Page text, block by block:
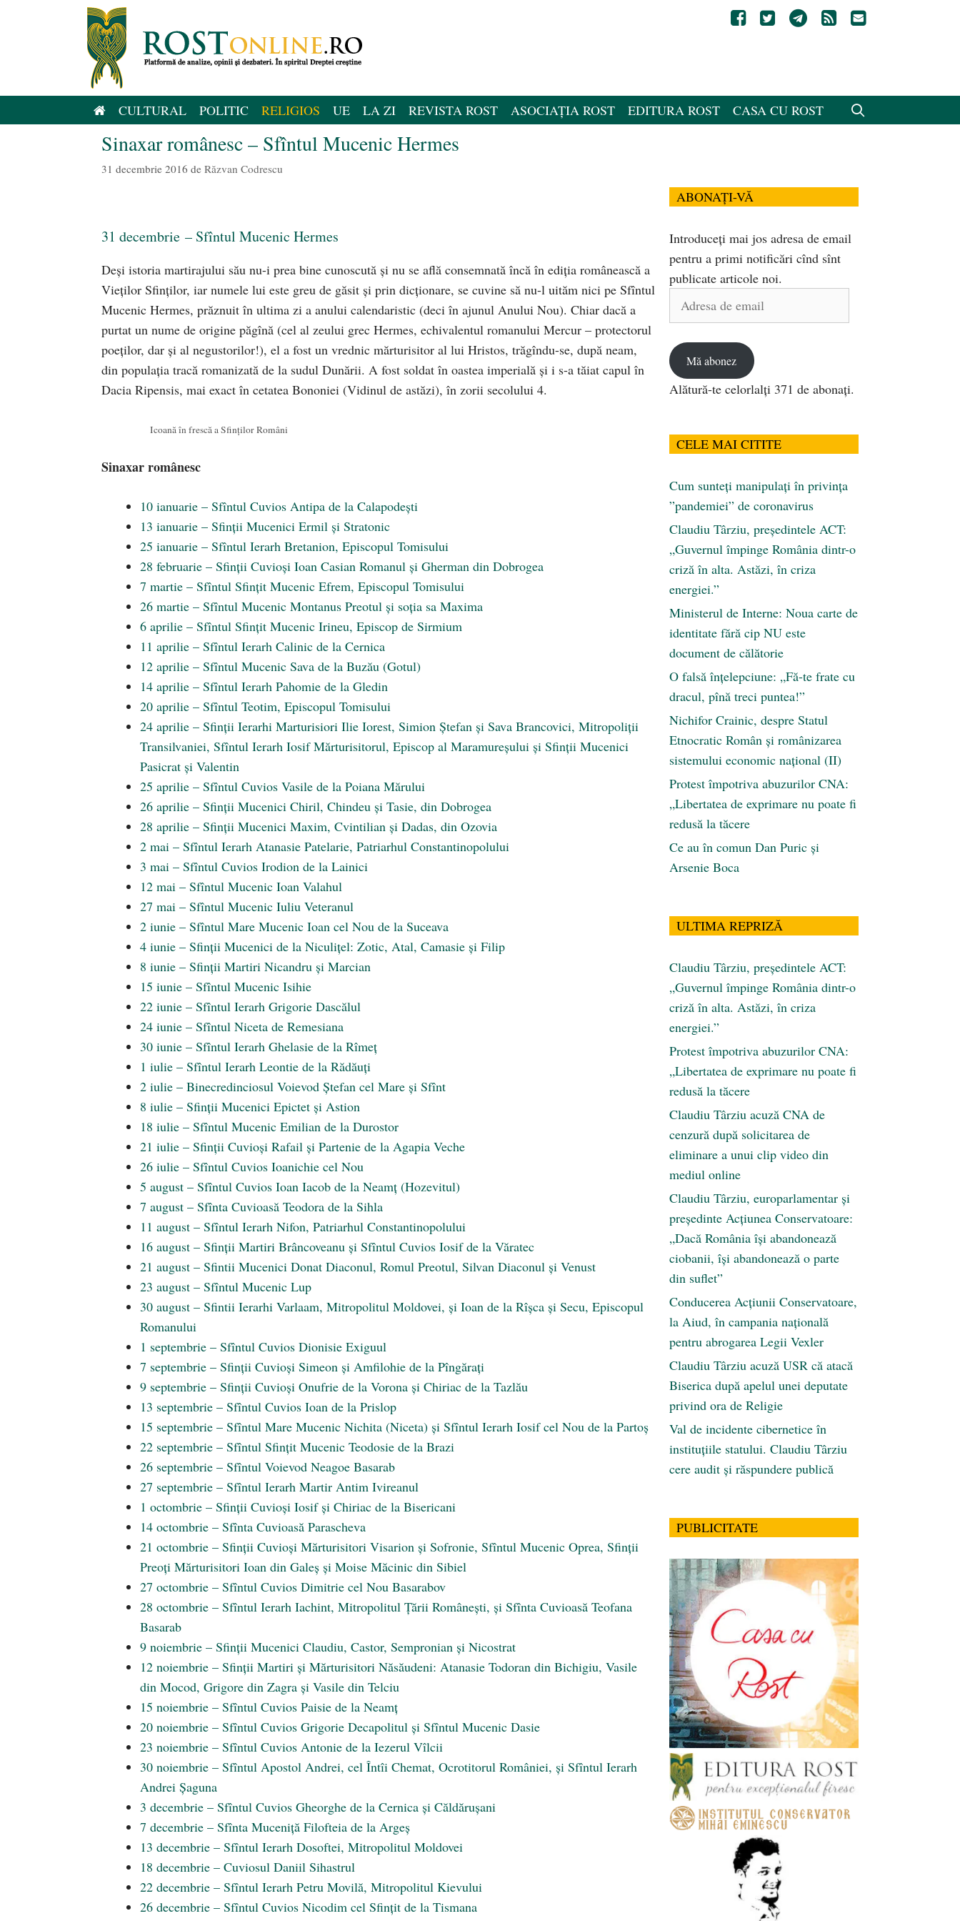
CULTURAL POLITIC RELIGIOS UE LA ZI REVISTA ROST ASOCIAȚIA ROST EDITURA ROST CASA CU ROST
Sinaxar românesc – Sfîntul Mucenic Hermes
31 decembrie 2016 de Răzvan Codrescu
31 decembrie – Sfîntul Mucenic Hermes
Deşi istoria martirajului său nu-i prea bine cunoscută şi nu se află consemnată încă în ediţia românească a
Vieţilor Sfinţilor, iar numele lui este greu de găsit şi prin dicţionare, se cuvine să nu-l uităm nici pe Sfîntul
Mucenic Hermes, prăznuit în ultima zi a anului calendaristic (deci în ajunul Anului Nou). Chiar dacă a
purtat un nume de origine păgînă (cel al zeului grec Hermes, echivalentul romanului Mercur – protectorul
poeţilor, dar şi al negustorilor!), el a fost un vrednic mărturisitor al lui Hristos, trăgîndu-se, după neam,
din populaţia tracă romanizată de la sudul Dunării. A fost soldat în oastea imperială şi i s-a tăiat capul în
Dacia Ripensis, mai exact în cetatea Bononiei (Vidinul de astăzi), în zorii secolului 4.
Icoană în frescă a Sfinților Români
Sinaxar românesc
10 ianuarie – Sfîntul Cuvios Antipa de la Calapodești
13 ianuarie – Sfinții Mucenici Ermil și Stratonic
25 ianuarie – Sfîntul Ierarh Bretanion, Episcopul Tomisului
28 februarie – Sfinții Cuvioși Ioan Casian Romanul și Gherman din Dobrogea
7 martie – Sfîntul Sfințit Mucenic Efrem, Episcopul Tomisului
26 martie – Sfîntul Mucenic Montanus Preotul și soția sa Maxima
6 aprilie – Sfîntul Sfințit Mucenic Irineu, Episcop de Sirmium
11 aprilie – Sfîntul Ierarh Calinic de la Cernica
12 aprilie – Sfîntul Mucenic Sava de la Buzău (Gotul)
14 aprilie – Sfîntul Ierarh Pahomie de la Gledin
20 aprilie – Sfîntul Teotim, Episcopul Tomisului
24 aprilie – Sfinții Ierarhi Marturisiori Ilie Iorest, Simion Ștefan și Sava Brancovici, Mitropoliții
Transilvaniei, Sfîntul Ierarh Iosif Mărturisitorul, Episcop al Maramureșului și Sfinții Mucenici
Pasicrat și Valentin
25 aprilie – Sfîntul Cuvios Vasile de la Poiana Mărului
26 aprilie – Sfinții Mucenici Chiril, Chindeu și Tasie, din Dobrogea
28 aprilie – Sfinții Mucenici Maxim, Cvintilian și Dadas, din Ozovia
2 mai – Sfîntul Ierarh Atanasie Patelarie, Patriarhul Constantinopolului
3 mai – Sfîntul Cuvios Irodion de la Lainici
12 mai – Sfîntul Mucenic Ioan Valahul
27 mai – Sfîntul Mucenic Iuliu Veteranul
2 iunie – Sfîntul Mare Mucenic Ioan cel Nou de la Suceava
4 iunie – Sfinții Mucenici de la Niculițel: Zotic, Atal, Camasie și Filip
8 iunie – Sfinții Martiri Nicandru și Marcian
15 iunie – Sfîntul Mucenic Isihie
22 iunie – Sfîntul Ierarh Grigorie Dascălul
24 iunie – Sfîntul Niceta de Remesiana
30 iunie – Sfîntul Ierarh Ghelasie de la Rîmeț
1 iulie – Sfîntul Ierarh Leontie de la Rădăuți
2 iulie – Binecredinciosul Voievod Ștefan cel Mare și Sfînt
8 iulie – Sfinții Mucenici Epictet și Astion
18 iulie – Sfîntul Mucenic Emilian de la Durostor
21 iulie – Sfinții Cuvioși Rafail și Partenie de la Agapia Veche
26 iulie – Sfîntul Cuvios Ioanichie cel Nou
5 august – Sfîntul Cuvios Ioan Iacob de la Neamţ (Hozevitul)
7 august – Sfînta Cuvioasă Teodora de la Sihla
11 august – Sfîntul Ierarh Nifon, Patriarhul Constantinopolului
16 august – Sfinții Martiri Brâncoveanu și Sfîntul Cuvios Iosif de la Văratec
21 august – Sfintii Mucenici Donat Diaconul, Romul Preotul, Silvan Diaconul și Venust
23 august – Sfîntul Mucenic Lup
30 august – Sfintii Ierarhi Varlaam, Mitropolitul Moldovei, și Ioan de la Rîșca și Secu, Episcopul
Romanului
1 septembrie – Sfîntul Cuvios Dionisie Exiguul
7 septembrie – Sfinții Cuvioși Simeon și Amfilohie de la Pîngărați
9 septembrie – Sfinții Cuvioși Onufrie de la Vorona și Chiriac de la Tazlău
13 septembrie – Sfîntul Cuvios Ioan de la Prislop
15 septembrie – Sfîntul Mare Mucenic Nichita (Niceta) și Sfîntul Ierarh Iosif cel Nou de la Partoș
22 septembrie – Sfîntul Sfințit Mucenic Teodosie de la Brazi
26 septembrie – Sfîntul Voievod Neagoe Basarab
27 septembrie – Sfîntul Ierarh Martir Antim Ivireanul
1 octombrie – Sfinții Cuvioși Iosif și Chiriac de la Bisericani
14 octombrie – Sfînta Cuvioasă Parascheva
21 octombrie – Sfinții Cuvioși Mărturisitori Visarion și Sofronie, Sfîntul Mucenic Oprea, Sfinții
Preoți Mărturisitori Ioan din Galeș și Moise Măcinic din Sibiel
27 octombrie – Sfîntul Cuvios Dimitrie cel Nou Basarabov
28 octombrie – Sfîntul Ierarh Iachint, Mitropolitul Țării Românești, și Sfînta Cuvioasă Teofana
Basarab
9 noiembrie – Sfinții Mucenici Claudiu, Castor, Sempronian și Nicostrat
12 noiembrie – Sfinții Martiri și Mărturisitori Năsăudeni: Atanasie Todoran din Bichigiu, Vasile
din Mocod, Grigore din Zagra și Vasile din Telciu
15 noiembrie – Sfîntul Cuvios Paisie de la Neamț
20 noiembrie – Sfîntul Cuvios Grigorie Decapolitul și Sfîntul Mucenic Dasie
23 noiembrie – Sfîntul Cuvios Antonie de la Iezerul Vîlcii
30 noiembrie – Sfîntul Apostol Andrei, cel Întîi Chemat, Ocrotitorul României, și Sfîntul Ierarh
Andrei Șaguna
3 decembrie – Sfîntul Cuvios Gheorghe de la Cernica și Căldărușani
7 decembrie – Sfînta Muceniță Filofteia de la Argeș
13 decembrie – Sfîntul Ierarh Dosoftei, Mitropolitul Moldovei
18 decembrie – Cuviosul Daniil Sihastrul
22 decembrie – Sfîntul Ierarh Petru Movilă, Mitropolitul Kievului
26 decembrie – Sfîntul Cuvios Nicodim cel Sfințit de la Tismana
ABONAȚI-VĂ
Introduceți mai jos adresa de email
pentru a primi notificări cînd sînt
publicate articole noi.
Adresa
Mă abonez
Alătură-te celorlalți 371 de abonați.
CELE MAI CITITE
Cum sunteți manipulați în privința
”pandemiei” de coronavirus
Claudiu Târziu, președintele ACT:
„Guvernul împinge România dintr-o
criză în alta. Astăzi, în criza
energiei.”
Ministerul de Interne: Noua carte de
identitate fără cip NU este
document de călătorie
O falsă înțelepciune: „Fă-te frate cu
dracul, pînă treci puntea!”
Nichifor Crainic, despre Statul
Etnocratic Român şi românizarea
sistemului economic naţional (II)
Protest împotriva abuzurilor CNA:
„Libertatea de exprimare nu poate fi
redusă la tăcere
Ce au în comun Dan Puric şi
Arsenie Boca
ULTIMA REPRIZĂ
Claudiu Târziu, președintele ACT:
„Guvernul împinge România dintr-o
criză în alta. Astăzi, în criza
energiei.”
Protest împotriva abuzurilor CNA:
„Libertatea de exprimare nu poate fi
redusă la tăcere
Claudiu Târziu acuză CNA de
cenzură după solicitarea de
eliminare a unui clip video din
mediul online
Claudiu Târziu, europarlamentar și
președinte Acțiunea Conservatoare:
„Dacă România își abandonează
ciobanii, își abandonează o parte
din suflet”
Conducerea Acțiunii Conservatoare,
la Aiud, în campania națională
pentru abrogarea Legii Vexler
Claudiu Târziu acuză USR că atacă
Biserica după apelul unei deputate
privind ora de Religie
Val de incidente cibernetice în
instituțiile statului. Claudiu Târziu
cere audit și răspundere publică
PUBLICITATE